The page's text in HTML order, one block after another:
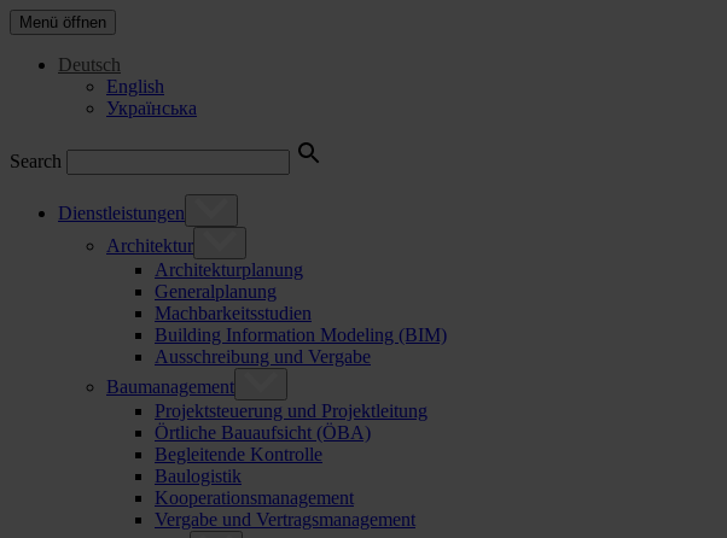
Menü öffnen
Deutsch
English
Українська
Search
Dienstleistungen
Architektur
Architekturplanung
Generalplanung
Machbarkeitsstudien
Building Information Modeling (BIM)
Ausschreibung und Vergabe
Baumanagement
Projektsteuerung und Projektleitung
Örtliche Bauaufsicht (ÖBA)
Begleitende Kontrolle
Baulogistik
Kooperationsmanagement
Vergabe und Vertragsmanagement